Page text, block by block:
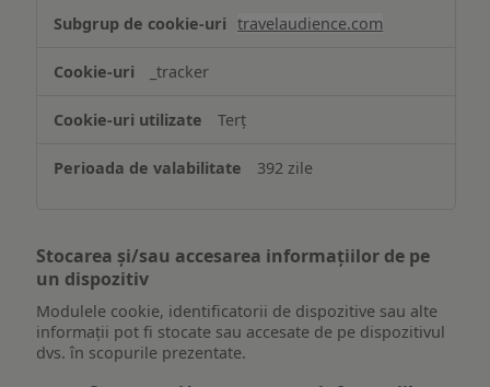
travelaudience.com
_tracker
Terț
392 zile
Stocarea și/sau accesarea informațiilor de pe
un dispozitiv
Modulele cookie, identificatorii de dispozitive sau alte
informații pot fi stocate sau accesate de pe dispozitivul
dvs. în scopurile prezentate.